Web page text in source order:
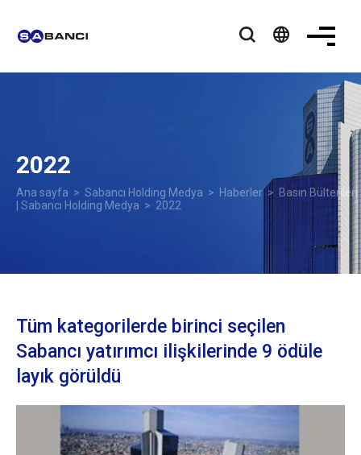
language
2022
Ana sayfa > Sabancı Holding Medya > Haberler> Basın Bültenleri
| Sabancı Holding Medya > 2022
Tüm kategorilerde birinci seçilen
Sabancı yatırımcı ilişkilerinde 9 ödüle
layık görüldü